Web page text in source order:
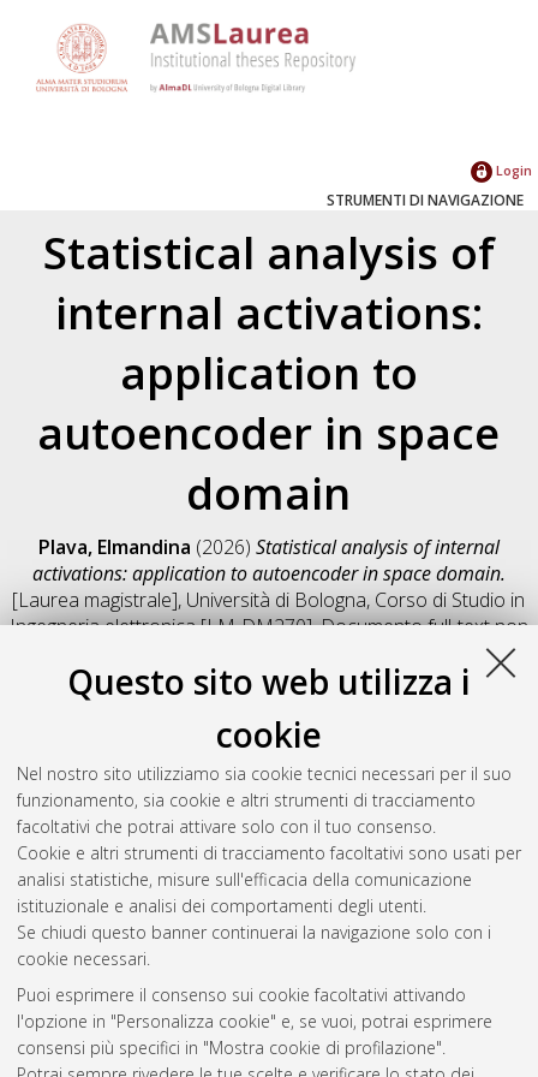
Questo sito web utilizza i
cookie
Nel nostro sito utilizziamo sia cookie tecnici necessari per il suo
funzionamento, sia cookie e altri strumenti di tracciamento
facoltativi che potrai attivare solo con il tuo consenso.
Cookie e altri strumenti di tracciamento facoltativi sono usati per
analisi statistiche, misure sull'efficacia della comunicazione
istituzionale e analisi dei comportamenti degli utenti.
Se chiudi questo banner continuerai la navigazione solo con i
cookie necessari.
Puoi esprimere il consenso sui cookie facoltativi attivando
l'opzione in "Personalizza cookie" e, se vuoi, potrai esprimere
consensi più specifici in "Mostra cookie di profilazione".
Login
STRUMENTI DI NAVIGAZIONE
Statistical analysis of
internal activations:
application to
autoencoder in space
domain
Plava, Elmandina (2026) Statistical analysis of internal
activations: application to autoencoder in space domain.
[Laurea magistrale], Università di Bologna, Corso di Studio in
Ingegneria elettronica [LM-DM270], Documento full-text non
Salva citazione
Condividi
Il full-text non è disponibile per scelta dell'autore. (
Abstract
Altri metadati
Gestione del documento:
Atom
Rss 1.0